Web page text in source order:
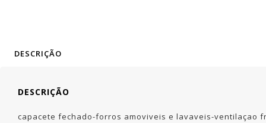
DESCRIÇÃO
DESCRIÇÃO
capacete fechado-forros amoviveis e lavaveis-ventilaçao